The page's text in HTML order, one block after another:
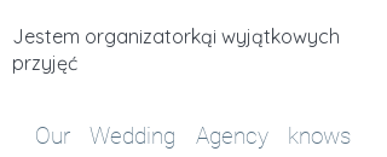
Jestem organizatorkąi wyjątkowych
przyjęć
Our Wedding Agency knows